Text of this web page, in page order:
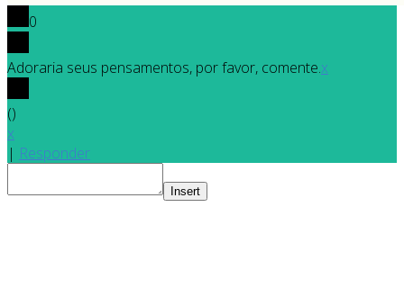
0
Adoraria seus pensamentos, por favor, comente.x
()
x
| Responder
Insert